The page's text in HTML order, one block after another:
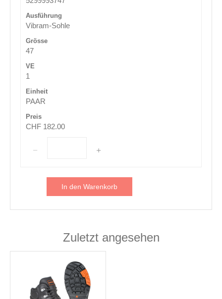
Vibram-Sohle
47
1
PAAR
CHF 182.00
In den Warenkorb
Zuletzt angesehen